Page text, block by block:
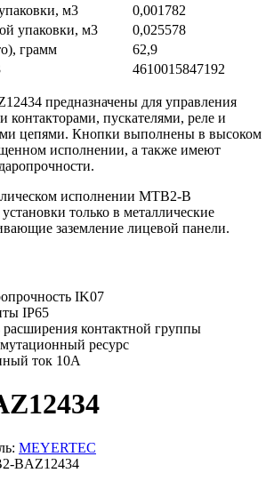
м3
0,001782
упаковки, м3
0,025578
грамм
62,9
4610015847192
предназначены для управления
контакторами, пускателями, реле и
цепями. Кнопки выполнены в высоком
исполнении, а также имеют
исполнении MTB2-B
только в металлические
заземление лицевой панели.
IK07
IP65
контактной группы
ресурс
ток 10А
MEYERTEC
BAZ12434